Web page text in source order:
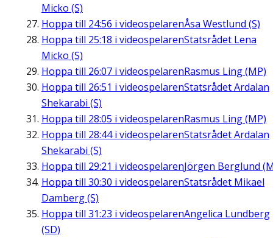
Micko (S)
Hoppa till 24:56 i videospelarenÅsa Westlund (S)
Hoppa till 25:18 i videospelarenStatsrådet Lena
Micko (S)
Hoppa till 26:07 i videospelarenRasmus Ling (MP)
Hoppa till 26:51 i videospelarenStatsrådet Ardalan
Shekarabi (S)
Hoppa till 28:05 i videospelarenRasmus Ling (MP)
Hoppa till 28:44i videospelarenStatsrådet Ardalan
Shekarabi (S)
Hoppa till 29:21 i videospelarenJörgen Berglund
Hoppa till 30:30 i videospelarenStatsrådet Mikael
Damberg (S)
Hoppa till 31:23 i videospelarenAngelica Lundberg
(SD)